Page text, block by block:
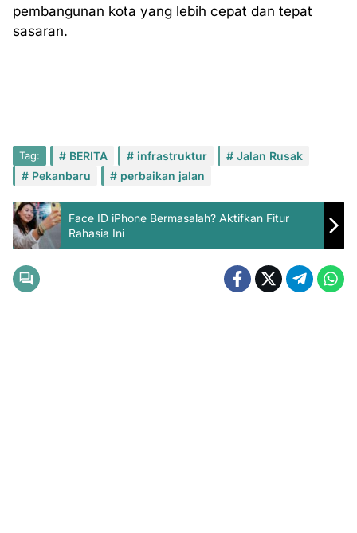
pembangunan kota yang lebih cepat dan tepat
sasaran.
Tag: BERITA infrastruktur
Jalan Rusak
Pekanbaru
perbaikan jalan
Face ID iPhone Bermasalah? Aktifkan Fitur
Rahasia Ini